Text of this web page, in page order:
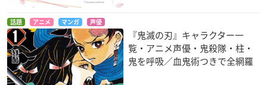
話題 アニメ マンガ 声優
『鬼滅の刃』キャラクター一
覧・アニメ声優・鬼殺隊・柱・
鬼を呼吸／血鬼術つきで全網羅